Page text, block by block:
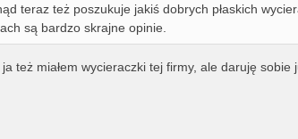
teraz też poszukuje jakiś dobrych płaskich
są bardzo skrajne opinie.
też miałem wycieraczki tej firmy, ale daruję sobie